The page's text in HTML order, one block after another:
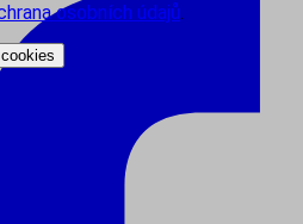
osobních údajů.